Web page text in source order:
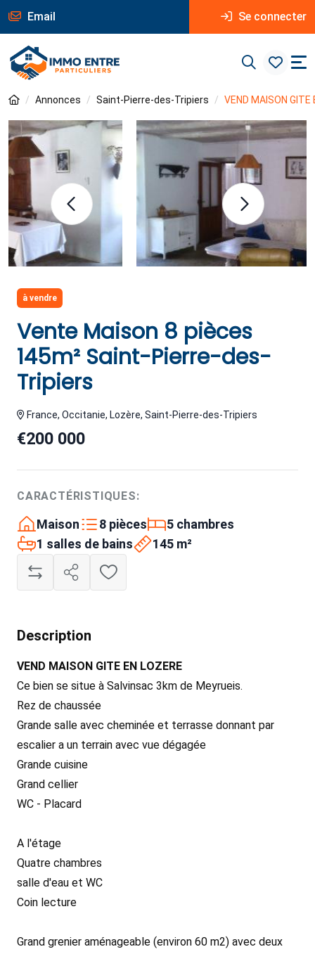
Email Se connecter
Annonces Saint-Pierre-des-Tripiers VEND MAISON GITE
à vendre
Vente Maison 8 pièces
145m² Saint-Pierre-des-
Tripiers
France, Occitanie, Lozère, Saint-Pierre-des-Tripiers
€200 000
CARACTÉRISTIQUES:
Maison 8 pièces
5 chambres
1 salles de bains
145 m²
Description
VEND MAISON GITE EN LOZERE
Ce bien se situe à Salvinsac 3km de Meyrueis.
Rez de chaussée
Grande salle avec cheminée et terrasse donnant par
escalier a un terrain avec vue dégagée
Grande cuisine
Grand cellier
WC - Placard
A l'étage
Quatre chambres
salle d'eau et WC
Coin lecture
Grand grenier aménageable (environ 60 m2) avec deux